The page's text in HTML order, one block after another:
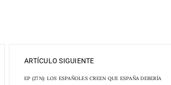
ARTÍCULO SIGUIENTE
EP (27N): LOS ESPAÑOLES CREEN QUE ESPAÑA DEBERÍA